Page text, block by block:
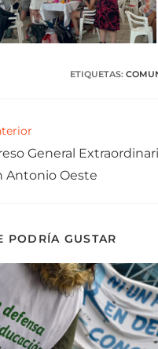
ETIQUETAS:
General
Antonio Oeste
PODRÍA GUSTAR